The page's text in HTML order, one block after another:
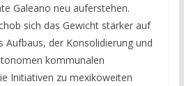
Galeano neu auferstehen.
sich das Gewicht stärker auf
Aufbaus, der Konsolidierung und
kommunalen
Initiativen zu mexikoweiten